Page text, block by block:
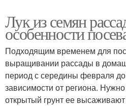
Лук из семян
особенности
Подходящим временем для
выращивании рассады в
период с середины февраля
зависимости от региона.
открытый грунт ее